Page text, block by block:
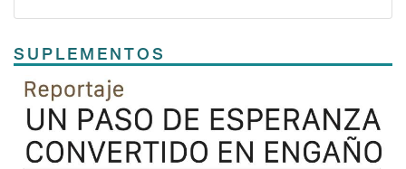
SUPLEMENTOS
Previous
TODOS LOS SUPLEMENTOS